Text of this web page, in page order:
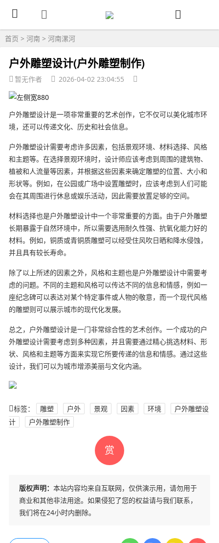
首页 > 河南 > 河南漯河
户外雕塑设计(户外雕塑制作)
暂无作者 2026-04-02 23:04:55
户外雕塑设计是一项非常重要的艺术创作，它不仅可以美化城市环
境，还可以传递文化、历史和社会信息。
户外雕塑设计需要考虑许多因素，包括景观环境、材料选择、风格
和主题等。在选择景观环境时，设计师应该考虑到周围的建筑物、
植被和人流量等因素，并根据这些因素来确定雕塑的位置、大小和
形状等。例如，在公园或广场中设置雕塑时，应该考虑到人们可能
会在其周围进行休息或娱乐活动，因此需要放置足够的空间。
材料选择也是户外雕塑设计中一个非常重要的方面。由于户外雕塑
长期暴露于自然环境中，所以需要选用耐久性强、抗氧化能力好的
材料。例如，铜质或青铜质雕塑可以经受住风吹日晒和降水侵蚀，
并且具有较长寿命。
除了以上所述的因素之外，风格和主题也是户外雕塑设计中需要考
虑的问题。不同的主题和风格可以传达不同的信息和情感，例如一
座纪念碑可以表达对某个特定事件或人物的敬意，而一个现代风格
的雕塑则可以展示城市的现代化发展。
总之，户外雕塑设计是一门非常综合性的艺术创作。一个成功的户
外雕塑设计需要考虑到多种因素，并且需要通过精心挑选材料、形
状、风格和主题等方面来实现它所要传递的信息和情感。通过这些
设计，我们可以为城市增添美丽与文化内涵。
标签： 雕塑 户外 景观 因素 环境
户外雕塑设
计
户外雕塑制作
赏
版权声明： 本站内容均来自互联网，仅供演示用，请勿用于
商业和其他非法用途。如果侵犯了您的权益请与我们联系，
我们将在24小时内删除。